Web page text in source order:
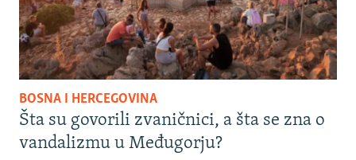
BOSNA I HERCEGOVINA
Šta su govorili zvaničnici, a šta se zna o
vandalizmu u Međugorju?